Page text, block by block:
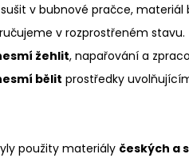
v bubnové pračce, materiál
v rozprostřeném stavu.
žehlit, napařování a
bělit prostředky
použity materiály českých a